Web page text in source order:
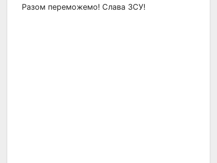
Разом переможемо! Слава ЗСУ!